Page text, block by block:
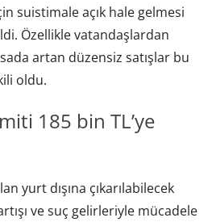
suistimale açık hale gelmesi
Özellikle vatandaşlardan
artan düzensiz satışlar bu
oldu.
185 bin TL’ye
yurt dışına çıkarılabilecek
ve suç gelirleriyle mücadele